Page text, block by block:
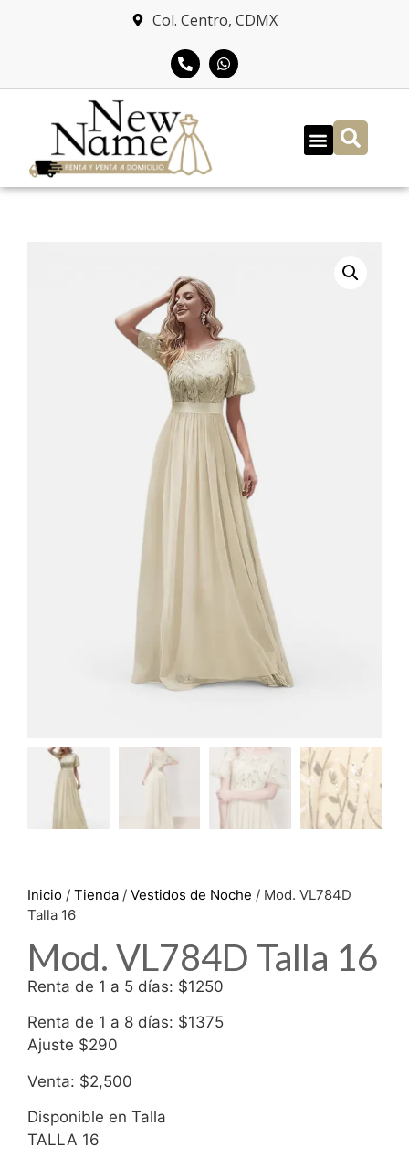
Col. Centro, CDMX
Inicio / Tienda / Vestidos de Noche / Mod. VL784D
Talla 16
Mod. VL784D Talla 16
Renta de 1 a 5 días: $1250
Renta de 1 a 8 días: $1375
Ajuste $290
Venta: $2,500
Disponible en Talla
TALLA 16